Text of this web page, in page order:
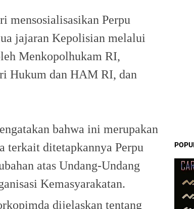
mensosialisasikan Perpu
jajaran Kepolisian melalui
Menkopolhukam RI,
Hukum dan HAM RI, dan
bahwa ini merupakan
terkait ditetapkannya Perpu
atas Undang-Undang
Kemasyarakatan.
dijelaskan tentang